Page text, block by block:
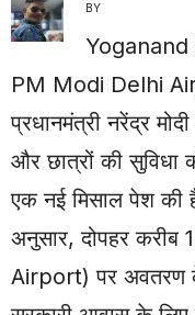
BY
PM Modi Delhi
प्रधानमंत्री नरेंद्र
और छात्रों की सुविधा
एक नई मिसाल पेश की
अनुसार, दोपहर करीब
Airport) पर अवतरण